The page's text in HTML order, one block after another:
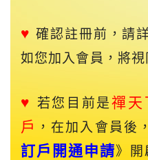
♥ 確認註冊前，請
如您加入會員，將視
♥ 若您目前是禪天
戶 ，在加入會員後
訂戶開通申請》開